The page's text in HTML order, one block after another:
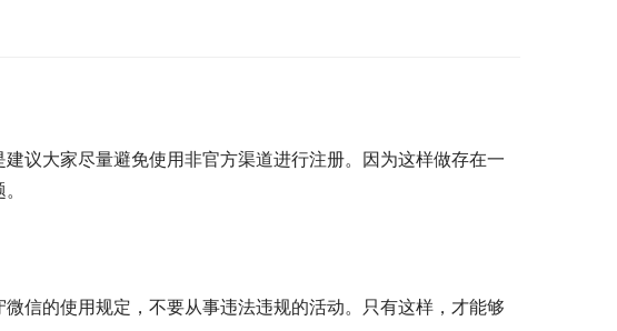
议大家尽量避免使用非官方渠道进行注册。因为这样做存在一
信的使用规定，不要从事违法违规的活动。只有这样，才能够